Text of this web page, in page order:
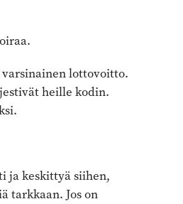
varsinainen lottovoitto.
heille kodin.
ja keskittyä siihen,
tarkkaan. Jos on